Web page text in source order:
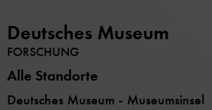
Deutsches Museum
FORSCHUNG
Alle Standorte
Deutsches Museum - Museumsinsel